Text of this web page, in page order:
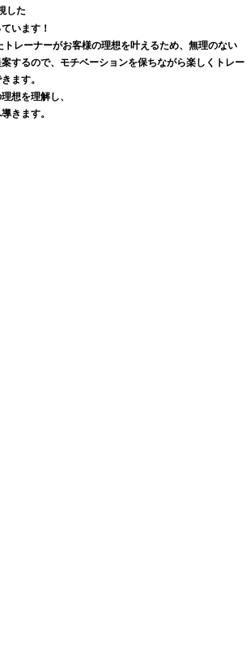
した
います！
トレーナーがお客様の理想を叶えるため、無理のない
するので、モチベーションを保ちながら楽しくトレー
ます。
想を理解し、
きます。